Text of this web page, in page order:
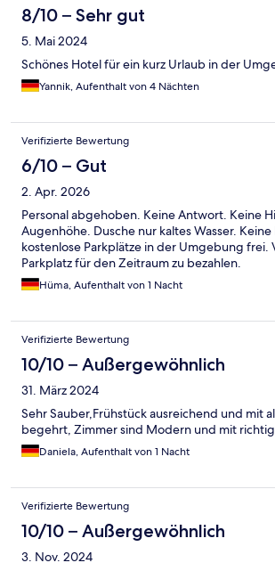
8/10 – Sehr gut
5. Mai 2024
Schönes Hotel für ein kurz Urlaub in der
Yannik, Aufenthalt von 4 Nächten
Verifizierte Bewertung
6/10 – Gut
2. Apr. 2026
Personal abgehoben. Keine Antwort. Keine
Augenhöhe. Dusche nur kaltes Wasser.
kostenlose Parkplätze in der Umgebung frei.
Parkplatz für den Zeitraum zu bezahlen.
Hüma, Aufenthalt von 1 Nacht
Verifizierte Bewertung
10/10 – Außergewöhnlich
31. März 2024
Sehr Sauber,Frühstück ausreichend und mit
begehrt, Zimmer sind Modern und mit richtig
Daniela, Aufenthalt von 1 Nacht
Verifizierte Bewertung
10/10 – Außergewöhnlich
3. Nov. 2024